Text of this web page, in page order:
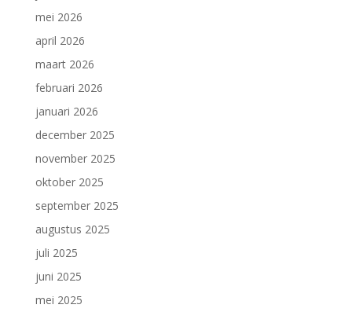
mei 2026
april 2026
maart 2026
februari 2026
januari 2026
december 2025
november 2025
oktober 2025
september 2025
augustus 2025
juli 2025
juni 2025
mei 2025